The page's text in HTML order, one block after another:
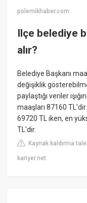
polemikhaber.com
Ilçe belediye
alır?
Belediye Başkanı
değişiklik
paylaştığı veriler
maaşları 87160
69720 TL iken, en
TL'dir.
Kaynak kaldırma
kariyer.net